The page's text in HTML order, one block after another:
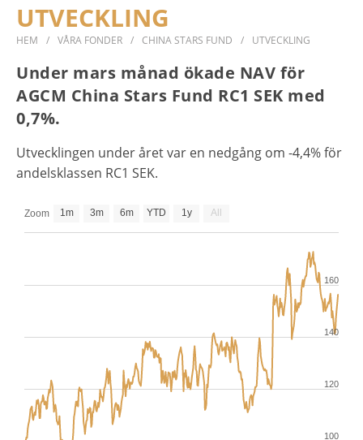
AGCM Dragon Fund
Om fonden
Utveckling
Investeringsstrategi
TECKNA ANDELAR
RAPPORTER
HÅLLBARHET
KONTAKT
UTVECKLING
HEM VÅRA FONDER CHINA STARS FUND UTVECKLING
Under mars månad ökade NAV för
AGCM China Stars Fund RC1 SEK med
0,7%.
Utvecklingen under året var en nedgång om -4,4% för
andelsklassen RC1 SEK.
Zoom 1m 3m 6m YTD 1y All
100
120
140
160